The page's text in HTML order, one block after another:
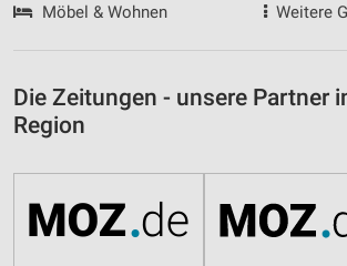
Möbel & Wohnen
Weitere
Die Zeitungen - unsere Partner
Region